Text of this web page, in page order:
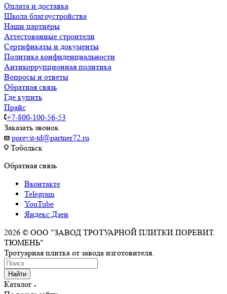
Оплата и доставка
Школа благоустройства
Наши партнёры
Аттестованные строители
Сертификаты и документы
Политика конфиденциальности
Антикоррупционная политика
Вопросы и ответы
Обратная связь
Где купить
Прайс
+7-800-100-56-53
Заказать звонок
porevit-td@partner72.ru
Тобольск
Обратная связь
Вконтакте
Telegram
YouTube
Яндекс.Дзен
2026 © ООО "ЗАВОД ТРОТУАРНОЙ ПЛИТКИ ПОРЕВИТ.
ТЮМЕНЬ"
Тротуарная плитка от завода изготовителя.
Найти
Каталог